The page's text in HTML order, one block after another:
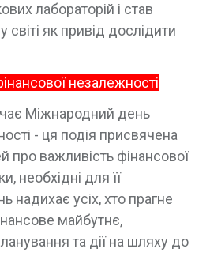
лабораторій і став
як привід дослідити
незалежності
Міжнародний день
- ця подія присвячена
важливість фінансової
необхідні для її
надихає усіх, хто прагне
майбутнє,
та дії на шляху до